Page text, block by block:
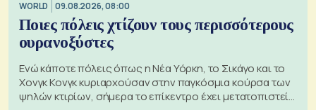
WORLD 09.08.2026, 08:00
Ποιες πόλεις χτίζουν τους περισσότερους
ουρανοξύστες
Ενώ κάποτε πόλεις όπως η Νέα Υόρκη, το Σικάγο και το
Χονγκ Κονγκ κυριαρχούσαν στην παγκόσμια κούρσα των
ψηλών κτιρίων, σήμερα το επίκεντρο έχει μετατοπιστεί